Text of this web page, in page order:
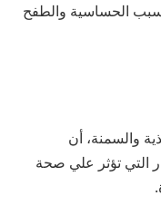
الحساسية والطفح
والسمنة، أن
التي تؤثر علي صحة